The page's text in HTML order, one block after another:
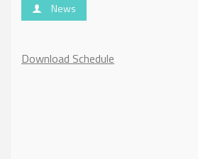
News
Download Schedule